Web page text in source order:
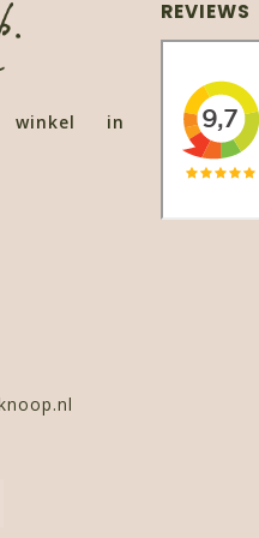
winkel in
REVIEWS